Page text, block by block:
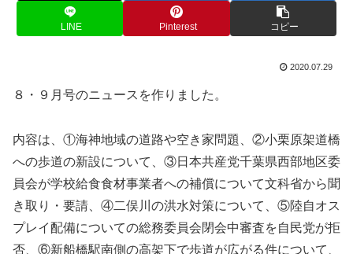
LINE Pinterest コピー
2020.07.29
８・９月号のニュースを作りました。
内容は、①海神地域の道路や空き家問題、②小栗原架道橋
への歩道の新設について、③日本共産党千葉県西部地区委
員会が学校給食食材事業者への補償について文科省から聞
き取り・要請、④二俣川の洪水対策について、⑤陸自オス
プレイ配備についての総務委員会閉会中審査を自民党が拒
否、⑥新船橋駅南側の高架下で歩道が広がる件について、